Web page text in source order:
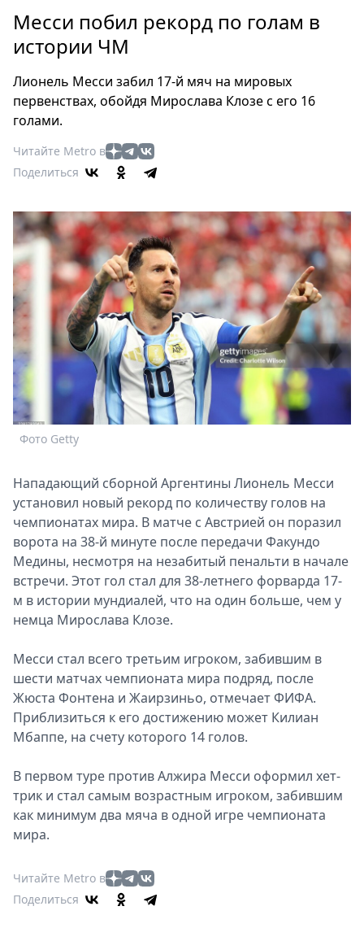
Россия
Мир
Еда
Туризм
Театр
Кино
Книги
Выставки
Пресс-
релизы
О
Metro
Стримы
Спецпроекты
Звезды
Выборы
2026
Metro
Месси побил рекорд по голам в
истории ЧМ
Лионель Месси забил 17-й мяч на мировых
первенствах, обойдя Мирослава Клозе с его 16
голами.
Читайте Metro в
Поделиться
Фото Getty
Нападающий сборной Аргентины Лионель Месси
установил новый рекорд по количеству голов на
чемпионатах мира. В матче с Австрией он поразил
ворота на 38-й минуте после передачи Факундо
Медины, несмотря на незабитый пенальти в начале
встречи. Этот гол стал для 38-летнего форварда 17-
м в истории мундиалей, что на один больше, чем у
немца Мирослава Клозе.
Месси стал всего третьим игроком, забившим в
шести матчах чемпионата мира подряд, после
Жюста Фонтена и Жаирзиньо, отмечает ФИФА.
Приблизиться к его достижению может Килиан
Мбаппе, на счету которого 14 голов.
В первом туре против Алжира Месси оформил хет-
трик и стал самым возрастным игроком, забившим
как минимум два мяча в одной игре чемпионата
мира.
Читайте Metro в
Поделиться